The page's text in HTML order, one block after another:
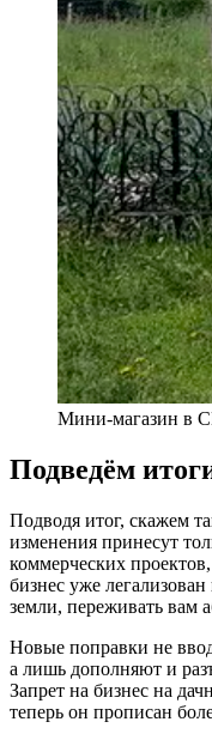
Мини-магазин в
Подведём
Подводя итог, скажем
изменения принесут
коммерческих
бизнес уже
земли, переживать вам
Новые поправки не
а лишь дополняют и
Запрет на бизнес на
теперь он прописан